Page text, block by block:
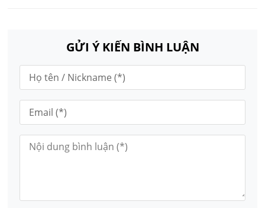
GỬI Ý KIẾN BÌNH LUẬN